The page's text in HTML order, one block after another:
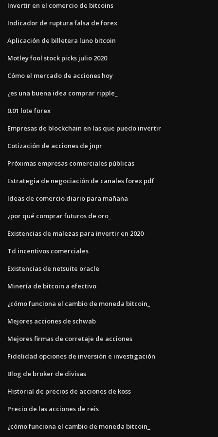
Invertir en el comercio de bitcoins
Indicador de ruptura falsa de forex
Aplicación de billetera luno bitcoin
Motley fool stock picks julio 2020
Cómo el mercado de acciones hoy
¿es una buena idea comprar ripple_
0.01 lote forex
Empresas de blockchain en las que puedo invertir
Cotización de acciones de jnpr
Próximas empresas comerciales públicas
Estrategia de negociación de canales forex pdf
Ideas de comercio diario para mañana
¿por qué comprar futuros de oro_
Existencias de malezas para invertir en 2020
Td incentivos comerciales
Existencias de netsuite oracle
Minería de bitcoin a efectivo
¿cómo funciona el cambio de moneda bitcoin_
Mejores acciones de schwab
Mejores firmas de corretaje de acciones
Fidelidad opciones de inversión e investigación
Blog de broker de divisas
Historial de precios de acciones de koss
Precio de las acciones de reis
¿cómo funciona el cambio de moneda bitcoin_